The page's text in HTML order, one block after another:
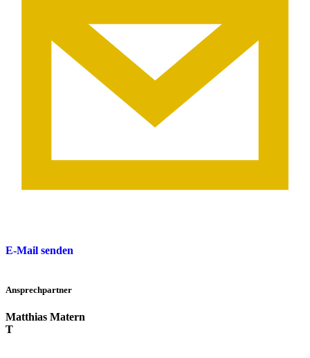
E-Mail senden
Ansprechpartner
Matthias Matern
T